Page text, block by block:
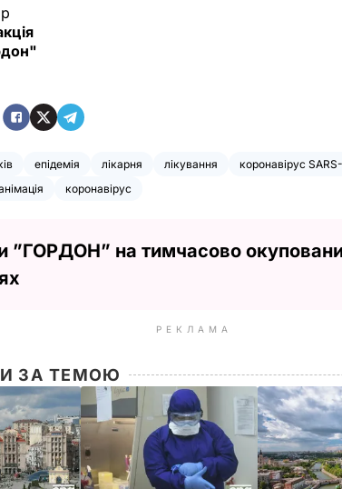
епідемія лікарня лікування
коронавірус
коронавірус
”ГОРДОН” на тимчасово
РЕКЛАМА
ЗА ТЕМОЮ